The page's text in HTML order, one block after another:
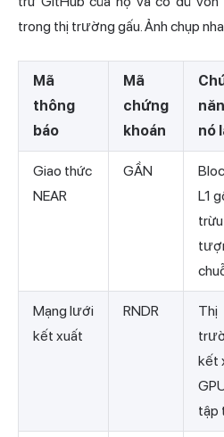
trong thị trường gấu. Ảnh chụp
Mã
thông
báo
Mã
chứng
khoán
nó
Giao thức
NEAR
GẦN
L1
trừu
Mạng lưới
kết xuất
RNDR
Thị
kết
tập